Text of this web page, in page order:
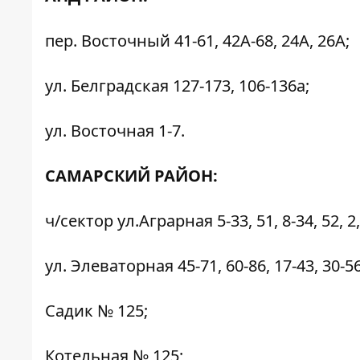
пер. Восточный 41-61, 42А-68, 24А, 26А;
ул. Белградская 127-173, 106-136а;
ул. Восточная 1-7.
САМАРСКИЙ РАЙОН:
ч/сектор ул.Аграрная 5-33, 51, 8-34, 52,
ул. Элеваторная 45-71, 60-86, 17-43, 30-
Садик № 125;
Котельная № 125;